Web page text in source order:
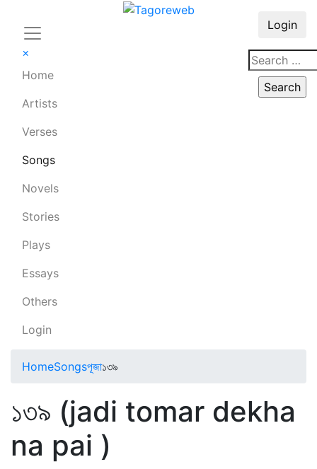
×
Home
Artists
Verses
Songs
Novels
Stories
Plays
Essays
Others
Login
Login
HomeSongsপূজা১৩৯
১৩৯ (jadi tomar dekha
na pai )